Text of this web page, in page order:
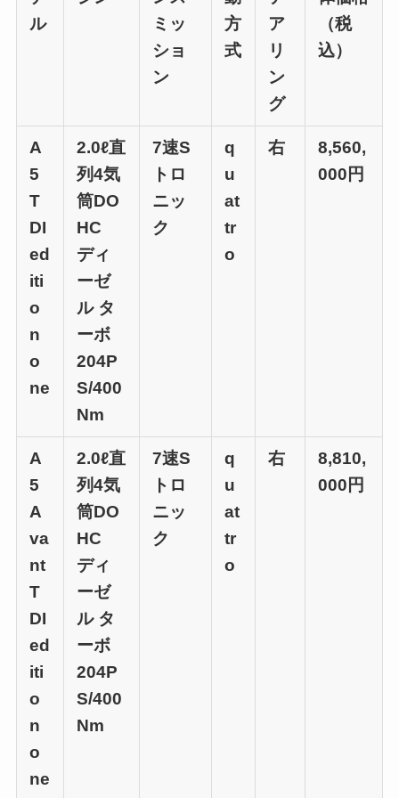
ル
ミッ
ショ
ン
方
式
ア
リ
ン
グ
（税
込）
A
5
T
DI
ed
iti
o
n
o
ne
2.0ℓ直
列4気
筒DO
HC
ディ
ーゼ
ル タ
ーボ
204P
S/400
Nm
7速S
トロ
ニッ
ク
q
u
at
tr
o
右
8,560,
000円
A
5
A
va
nt
T
DI
ed
iti
o
n
o
ne
2.0ℓ直
列4気
筒DO
HC
ディ
ーゼ
ル タ
ーボ
204P
S/400
Nm
7速S
トロ
ニッ
ク
q
u
at
tr
o
右
8,810,
000円